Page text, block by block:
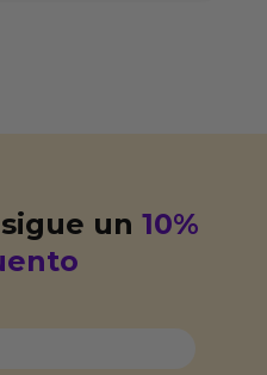
un10%